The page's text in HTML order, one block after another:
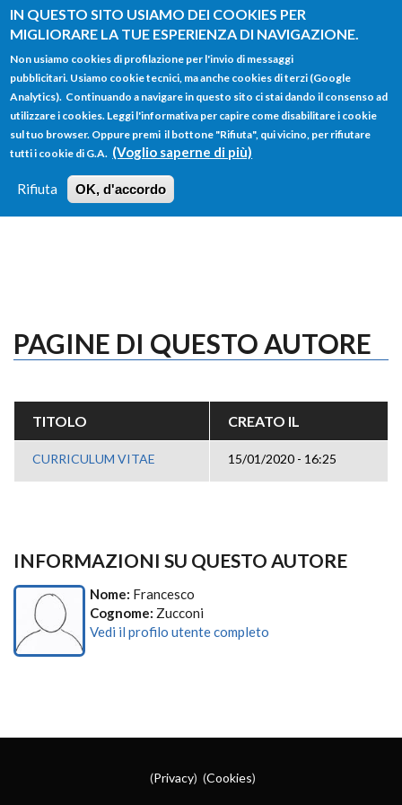
IN QUESTO SITO USIAMO DEI COOKIES PER
MIGLIORARE LA TUE ESPERIENZA DI NAVIGAZIONE.
Non usiamo cookies di profilazione per l'invio di messaggi
pubblicitari. Usiamo cookie tecnici, ma anche cookies di terzi (Google
Analytics). Continuando a navigare in questo sito ci stai dando il consenso ad
utilizzare i cookies. Leggi l'informativa per capire come disabilitare i cookie
sul tuo browser. Oppure premi il bottone "Rifiuta", qui vicino, per rifiutare
tutti i cookie di G.A. (Voglio saperne di più)
Rifiuta OK, d'accordo
Salta al contenuto principale
FORM
DI
RICERCA
Main menu
HOME TUTTI I PROFILI
LOGIN
PAGINE DI QUESTO AUTORE
TITOLO CREATO IL
CURRICULUM VITAE 15/01/2020 - 16:25
INFORMAZIONI SU QUESTO AUTORE
Nome: Francesco
Cognome: Zucconi
Vedi il profilo utente completo
(Privacy) (Cookies)